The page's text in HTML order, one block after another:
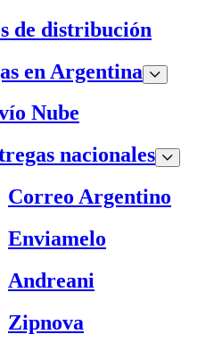
de distribución
en Argentina
Nube
nacionales
Correo Argentino
Enviamelo
Andreani
Zipnova